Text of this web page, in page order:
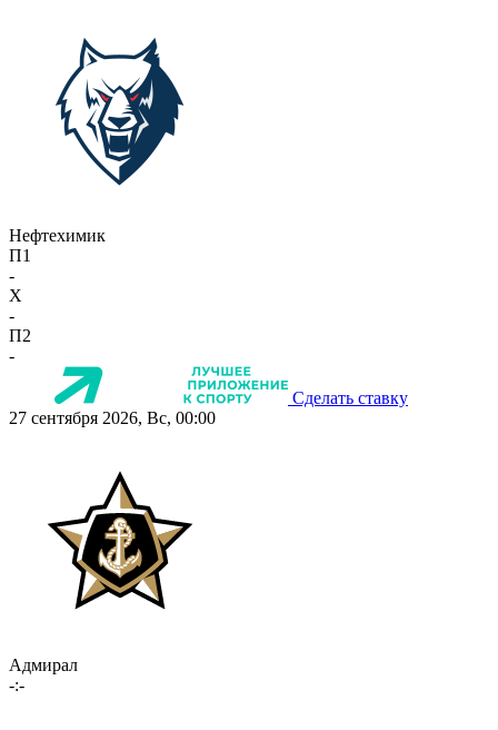
Нефтехимик
П1
-
X
-
П2
-
Сделать ставку
27 сентября 2026, Вс, 00:00
Адмирал
-:-